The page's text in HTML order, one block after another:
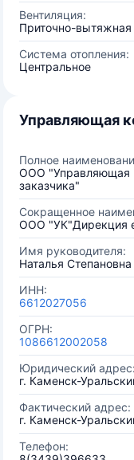
Вентиляция:
Приточно-вытяжная
Система отопления:
Центральное
Управляющая
Полное
ООО "Управляющая
заказчика"
Сокращенное
ООО "УК"Дирекция
Имя руководителя:
Наталья
ИНН:
6612027056
ОГРН:
1086612002058
Юридический адрес:
г. Каменск-
Фактический адрес:
г. Каменск-
Телефон: